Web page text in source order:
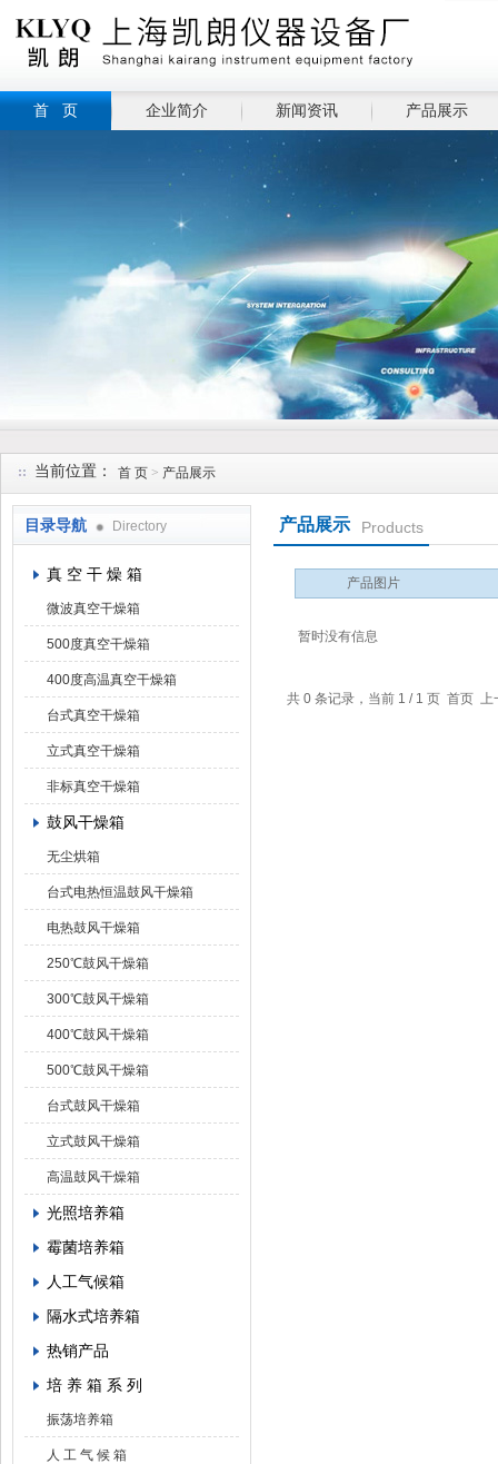
首 页 企业简介 新闻资讯 产品展示
当前位置： 首 页 > 产品展示
目录导航 Directory
真 空 干 燥 箱
微波真空干燥箱
500度真空干燥箱
400度高温真空干燥箱
台式真空干燥箱
立式真空干燥箱
非标真空干燥箱
鼓风干燥箱
无尘烘箱
台式电热恒温鼓风干燥箱
电热鼓风干燥箱
250℃鼓风干燥箱
300℃鼓风干燥箱
400℃鼓风干燥箱
500℃鼓风干燥箱
台式鼓风干燥箱
立式鼓风干燥箱
高温鼓风干燥箱
光照培养箱
霉菌培养箱
人工气候箱
隔水式培养箱
热销产品
培 养 箱 系 列
振荡培养箱
人 工 气 候 箱
产品展示 Products
产品图片
暂时没有信息
共 0 条记录，当前 1 / 1 页 首页